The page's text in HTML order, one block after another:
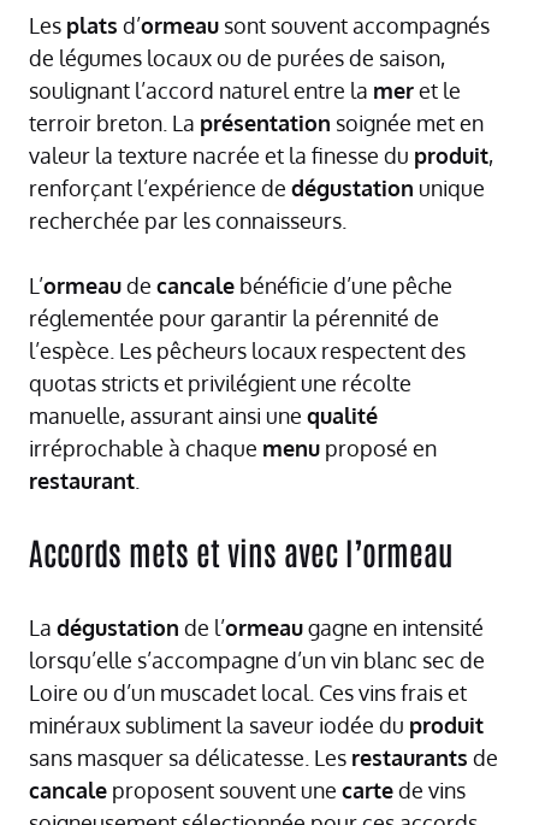
Les plats d’ormeau sont souvent accompagnés
de légumes locaux ou de purées de saison,
soulignant l’accord naturel entre la meret le
terroir breton. La présentation soignée met en
valeur la texture nacrée et la finesse du produit,
renforçant l’expérience de dégustation unique
recherchée par les connaisseurs.
L’ormeaude cancale bénéficie d’une pêche
réglementée pour garantir la pérennité de
l’espèce. Les pêcheurs locaux respectent des
quotas stricts et privilégient une récolte
manuelle, assurant ainsi une qualité
irréprochable à chaque menu proposé en
restaurant
Accords mets et vins avec l’ormeau
La dégustation de l’ormeaugagne en intensité
lorsqu’elle s’accompagne d’un vin blanc sec de
Loire ou d’un muscadet local. Ces vins frais et
minéraux subliment la saveur iodée du produit
sans masquer sa délicatesse. Les restaurants de
cancale proposent souvent une cartede vins